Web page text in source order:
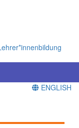
ENGLISH